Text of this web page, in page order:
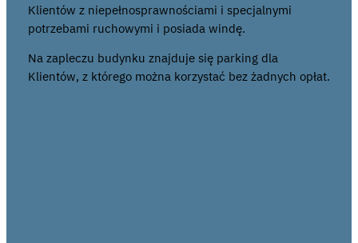
Klientów z niepełnosprawnościami i specjalnymi
potrzebami ruchowymi i posiada windę.
Na zapleczu budynku znajduje się parking dla
Klientów, z którego można korzystać bez żadnych opłat.